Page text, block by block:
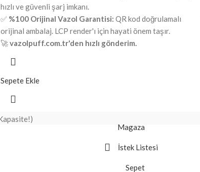
hızlı ve güvenli şarj imkanı.
✅ %100 Orijinal Vazol Garantisi: QR kod doğrulamalı
orijinal ambalaj. LCP render'ı için hayati önem taşır.
🚀vazolpuff.com.tr'den hızlı gönderim.
Sepete Ekle
Magaza
İstek Listesi
Sepet